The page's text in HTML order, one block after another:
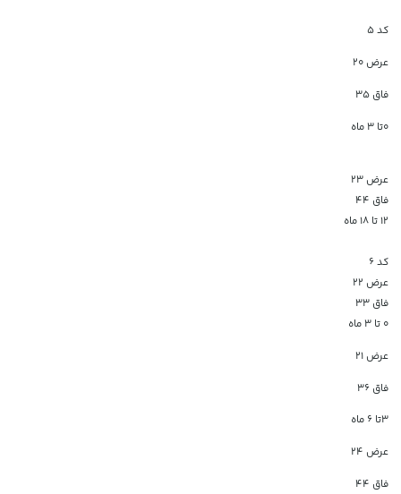
کد ۵
عرض 20
فاق 35
0تا 3 ماه
عرض 23
فاق 44
12 تا 18 ماه
کد ۶
عرض ۲۲
فاق ۳۳
۰ تا ۳ ماه
عرض 21
فاق 36
3تا 6 ماه
عرض 24
فاق 44